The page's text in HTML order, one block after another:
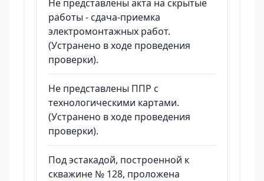
Не представлены акта на скрытые
работы - сдача-приемка
электромонтажных работ.
(Устранено в ходе проведения
проверки).
Не представлены ППР с
технологическими картами.
(Устранено в ходе проведения
проверки).
Под эстакадой, построенной к
скважине № 128, проложена